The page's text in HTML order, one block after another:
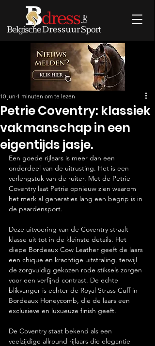
Petrie Coventry: klassiek
vakmanschap in een
eigentijds jasje.
10 jun 1 minuten om te lezen
Een goede rijlaars is meer dan een
onderdeel van de uitrusting. Het is een
verlengstuk van de ruiter. Met de Petrie
Coventry laat Petrie opnieuw zien waarom
het merk al generaties lang een begrip is in
de paardensport.
Deze uitvoering van de Coventry straalt
klasse uit tot in de kleinste details. Het
diepe Bordeaux Cow Leather geeft de laars
een chique en krachtige uitstraling, terwijl
de zorgvuldig gekozen rode stiksels zorgen
voor een verfijnd contrast. De echte
blikvanger is echter de Royal Strass Cuff in
Bordeaux Honeycomb, die de laars een
exclusieve en luxueuze finish geeft.
De Coventry staat bekend als een
veelzijdige allround rijlaars die elegantie